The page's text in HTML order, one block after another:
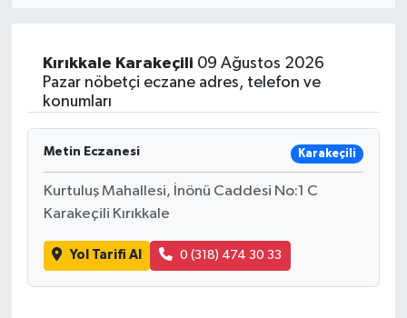
Kırıkkale Karakeçili 09 Ağustos 2026
Pazar nöbetçi eczane adres, telefon ve
konumları
Metin Eczanesi Karakeçili
Kurtuluş Mahallesi, İnönü Caddesi No:1 C
Karakeçili Kırıkkale
Yol Tarifi Al 0 (318) 474 30 33